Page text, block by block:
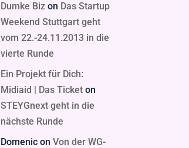
Dumke Biz on Das Startup
Weekend Stuttgart geht
vom 22.-24.11.2013 in die
vierte Runde
Ein Projekt für Dich:
Midiaid | Das Ticket on
STEYGnext geht in die
nächste Runde
Domenic onVon der WG-